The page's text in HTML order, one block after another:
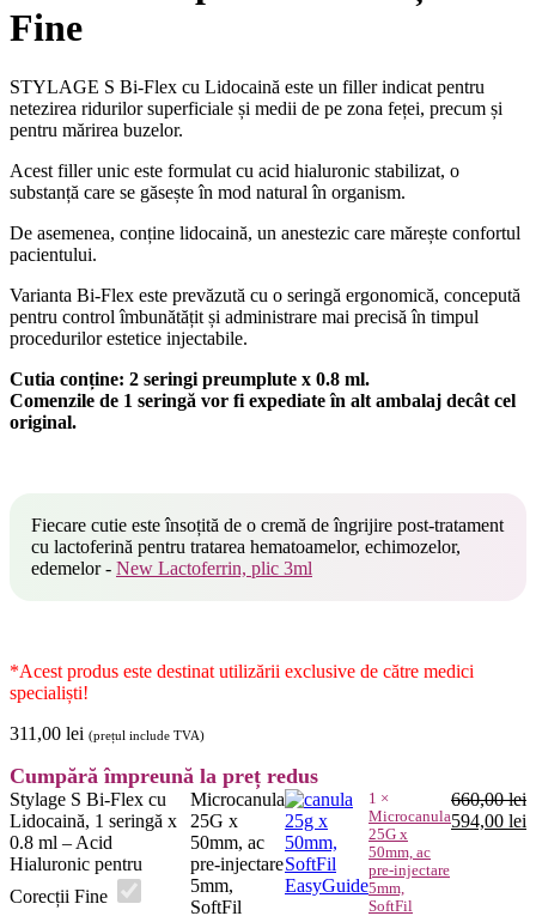
Fine
STYLAGE S Bi-Flex cu Lidocaină este un filler indicat pentru
netezirea ridurilor superficiale și medii de pe zona feței, precum și
pentru mărirea buzelor.
Acest filler unic este formulat cu acid hialuronic stabilizat, o
substanță care se găsește în mod natural în organism.
De asemenea, conține lidocaină, un anestezic care mărește confortul
pacientului.
Varianta Bi-Flex este prevăzută cu o seringă ergonomică, concepută
pentru control îmbunătățit și administrare mai precisă în timpul
procedurilor estetice injectabile.
Cutia conține: 2 seringi preumplute x 0.8 ml.
Comenzile de 1 seringă vor fi expediate în alt ambalaj decât cel
original.
Fiecare cutie este însoțită de o cremă de îngrijire post-tratament
cu lactoferină pentru tratarea hematoamelor, echimozelor,
edemelor - New Lactoferrin, plic 3ml
*Acest produs este destinat utilizării exclusive de către medici
specialiști!
311,00 lei (prețul include TVA)
Cumpără împreună la preț redus
Stylage S Bi-Flex cu
Lidocaină, 1 seringă x
0.8 ml – Acid
Hialuronic pentru
Corecții Fine
Microcanula
25G x
50mm, ac
pre-injectare
5mm,
SoftFil
1 ×
Microcanula
25G x
50mm, ac
pre-injectare
5mm,
SoftFil
660,00lei
Prețul
594,00 lei